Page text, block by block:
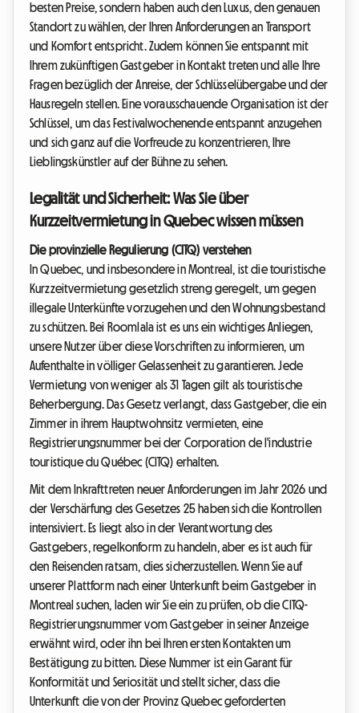
besten Preise, sondern haben auch den Luxus, den genauen
Standort zu wählen, der Ihren Anforderungen an Transport
und Komfort entspricht. Zudem können Sie entspannt mit
Ihrem zukünftigen Gastgeber in Kontakt treten und alle Ihre
Fragen bezüglich der Anreise, der Schlüsselübergabe und der
Hausregeln stellen. Eine vorausschauende Organisation ist der
Schlüssel, um das Festivalwochenende entspannt anzugehen
und sich ganz auf die Vorfreude zu konzentrieren, Ihre
Lieblingskünstler auf der Bühne zu sehen.
Legalität und Sicherheit: Was Sie über
Kurzzeitvermietung in Quebec wissen müssen
Die provinzielle Regulierung (CITQ) verstehen
In Quebec, und insbesondere in Montreal, ist die touristische
Kurzzeitvermietung gesetzlich streng geregelt, um gegen
illegale Unterkünfte vorzugehen und den Wohnungsbestand
zu schützen. Bei Roomlala ist es uns ein wichtiges Anliegen,
unsere Nutzer über diese Vorschriften zu informieren, um
Aufenthalte in völliger Gelassenheit zu garantieren. Jede
Vermietung von weniger als 31 Tagen gilt als touristische
Beherbergung. Das Gesetz verlangt, dass Gastgeber, die ein
Zimmer in ihrem Hauptwohnsitz vermieten, eine
Registrierungsnummer bei der Corporation de l'industrie
touristique du Québec (CITQ) erhalten.
Mit dem Inkrafttreten neuer Anforderungen im Jahr 2026 und
der Verschärfung des Gesetzes 25 haben sich die Kontrollen
intensiviert. Es liegt also in der Verantwortung des
Gastgebers, regelkonform zu handeln, aber es ist auch für
den Reisenden ratsam, dies sicherzustellen. Wenn Sie auf
unserer Plattform nach einer Unterkunft beim Gastgeber in
Montreal suchen, laden wir Sie ein zu prüfen, ob die CITQ-
Registrierungsnummer vom Gastgeber in seiner Anzeige
erwähnt wird, oder ihn bei Ihren ersten Kontakten um
Bestätigung zu bitten. Diese Nummer ist ein Garant für
Konformität und Seriosität und stellt sicher, dass die
Unterkunft die von der Provinz Quebec geforderten